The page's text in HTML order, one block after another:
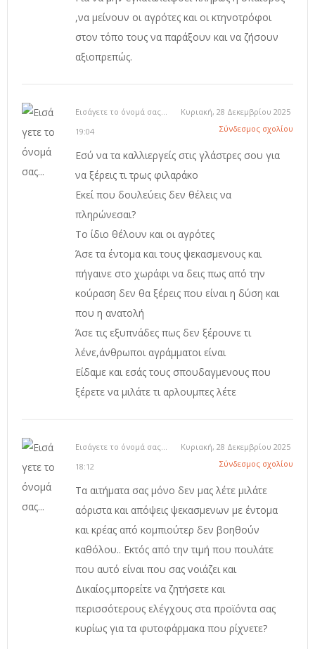
,να μείνουν οι αγρότες και οι κτηνοτρόφοι
στον τόπο τους να παράξουν και να ζήσουν
αξιοπρεπώς.
Εισάγετε το όνομά σας...
Κυριακή, 28 Δεκεμβρίου 2025
19:04
Σύνδεσμος σχολίου
Εσύ να τα καλλιεργείς στις γλάστρες σου για
να ξέρεις τι τρως φιλαράκο
Εκεί που δουλεύεις δεν θέλεις να
πληρώνεσαι?
Το ίδιο θέλουν και οι αγρότες
Άσε τα έντομα και τους ψεκασμενους και
πήγαινε στο χωράφι να δεις πως από την
κούραση δεν θα ξέρεις που είναι η δύση και
που η ανατολή
Άσε τις εξυπνάδες πως δεν ξέρουνε τι
λένε,άνθρωποι αγράμματοι είναι
Είδαμε και εσάς τους σπουδαγμενους που
ξέρετε να μιλάτε τι αρλουμπες λέτε
Εισάγετε το όνομά σας...
Κυριακή, 28 Δεκεμβρίου 2025
18:12
Σύνδεσμος σχολίου
Τα αιτήματα σας μόνο δεν μας λέτε μιλάτε
αόριστα και απόψεις ψεκασμενων με έντομα
και κρέας από κομπιούτερ δεν βοηθούν
καθόλου.. Εκτός από την τιμή που πουλάτε
που αυτό είναι που σας νοιάζει και
Δικαίος.μπορείτε να ζητήσετε και
περισσότερους ελέγχους στα προϊόντα σας
κυρίως για τα φυτοφάρμακα που ρίχνετε?